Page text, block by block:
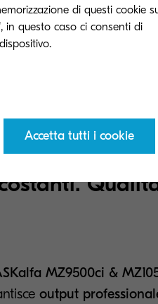
volume per la
MZ9500ci &
output
di questi cookie
in questo caso ci consenti di
inserire solo i cookie necessari per la corretta visualizzazione del nostro sito web sul tuo dispositivo.
Accetta tutti i cookie